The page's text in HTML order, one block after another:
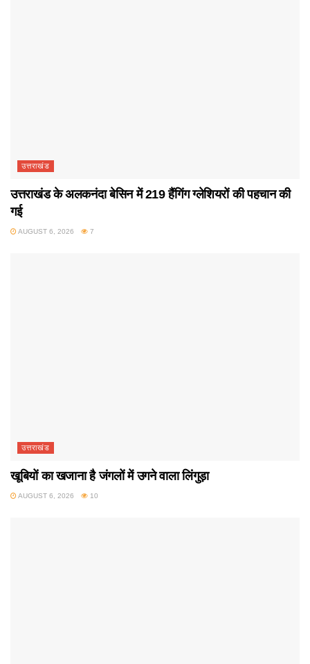
उत्तराखंड
उत्तराखंड के अलकनंदा बेसिन में 219 हैंगिंग ग्लेशियरों की पहचान की
गई
AUGUST 6, 2026 7
उत्तराखंड
खूबियों का खजाना है जंगलों में उगने वाला लिंगुड़ा
AUGUST 6, 2026 10